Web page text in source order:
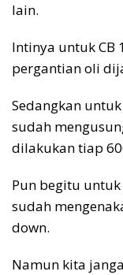
lain.
Intinya untuk CB
pergantian oli
Sedangkan
sudah
dilakukan tiap
Pun begitu untuk
sudah
down.
Namun kita